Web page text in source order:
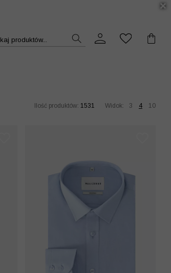
produktów...
Ilość produktów: 1531 Widok: 3 4 10